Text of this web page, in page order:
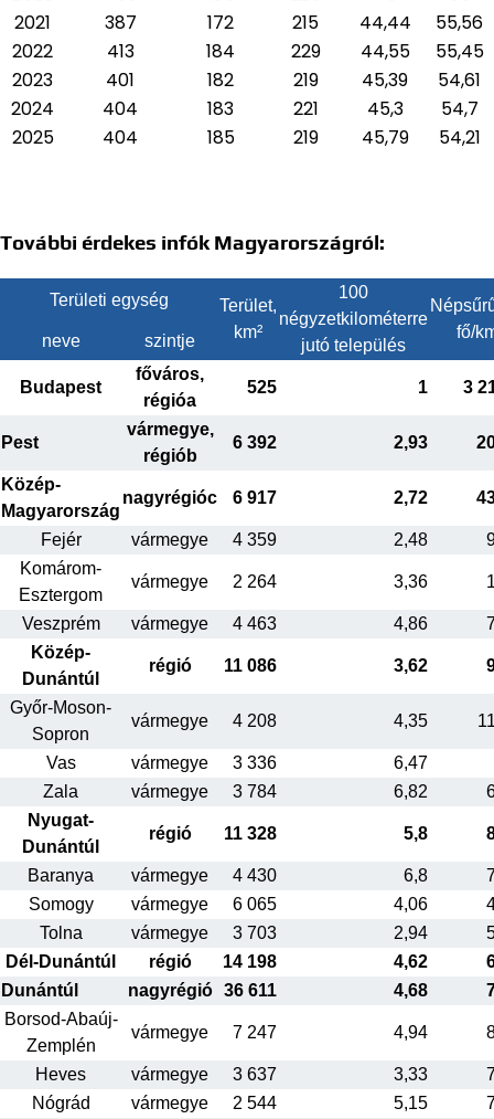
2021
387 172 215 44,44
55,56
2022
413 184 229 44,55
55,45
2023
401 182 219 45,39
54,61
2024
404 183 221 45,3
54,7
2025
404 185 219 45,79 54,21
További érdekes infók Magyarországról:
Területi egység
Terület,
km²
100
négyzetkilométerre
jutó település
fő/
neve szintje
Budapest
főváros,
régióa
525 1 3
Pest
vármegye,
régiób
6 392 2,93
Közép-
Magyarország
nagyrégióc 6 917 2,72
Fejér vármegye 4 359 2,48
Komárom-
Esztergom
vármegye 2 264 3,36
Veszprém vármegye 4 463 4,86
Közép-
Dunántúl
régió 11 086 3,62
Győr-Moson-
Sopron
vármegye 4 208 4,35
Vas vármegye 3 336
6,47
Zala
vármegye 3 784 6,82
Nyugat-
Dunántúl
régió 11 328 5,8
Baranya vármegye 4 430 6,8
Somogy
vármegye 6 065 4,06
Tolna
vármegye 3 703 2,94
Dél-Dunántúl
régió 14 198 4,62
Dunántúl
nagyrégió 36 611 4,68
Borsod-Abaúj-
Zemplén
vármegye 7 247 4,94
Heves vármegye 3 637 3,33
Nógrád
vármegye 2 544 5,15